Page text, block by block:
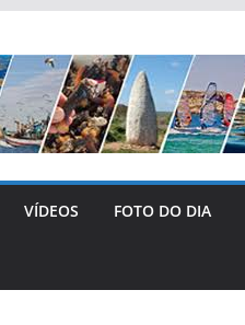
VÍDEOS FOTO DO DIA